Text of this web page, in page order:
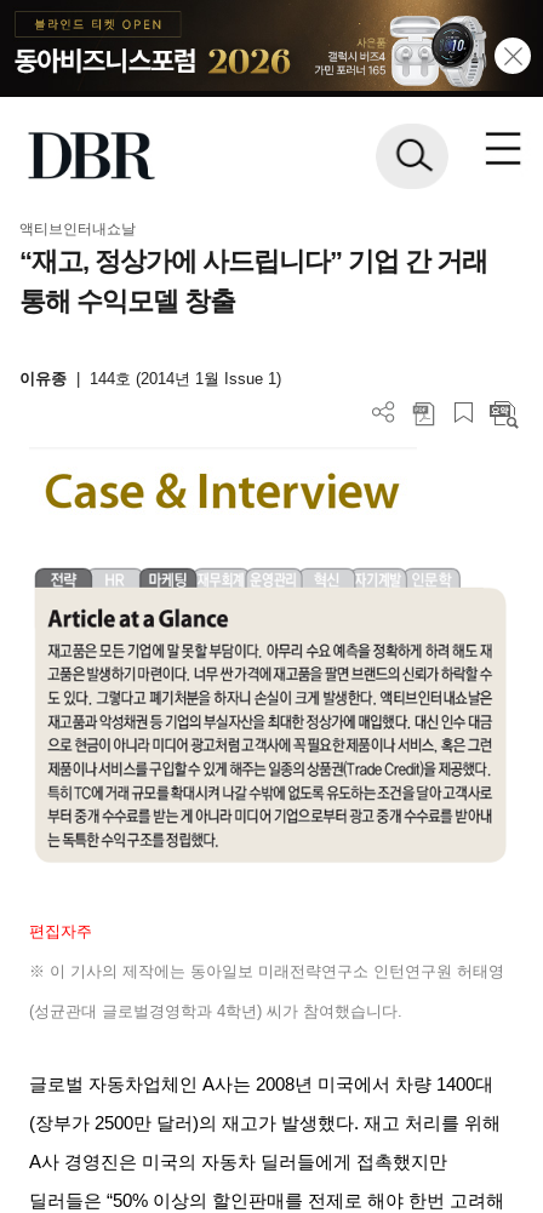
액티브인터내쇼날
“재고, 정상가에 사드립니다” 기업 간 거래
통해 수익모델 창출
이유종 144호 (2014년 1월 Issue 1)
편집자주
※ 이 기사의 제작에는 동아일보 미래전략연구소 인턴연구원 허태영
(성균관대 글로벌경영학과 4학년)씨가 참여했습니다
글로벌 자동차업체인 A사는 2008년 미국에서 차량 1400대
(장부가 2500만 달러)의 재고가 발생했다.재고 처리를 위해
A사 경영진은 미국의 자동차 딜러들에게 접촉했지만
딜러들은 “50% 이상의 할인판매를 전제로 해야 한번 고려해